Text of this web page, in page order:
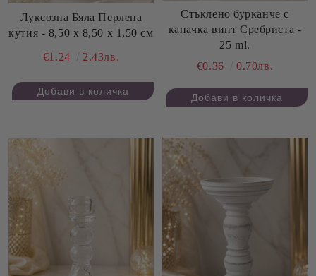
Луксозна Бяла Перлена
кутия - 8,50 х 8,50 х 1,50 см
€1.24 2.43лв.
Стъклено бурканче с
капачка винт Сребриста -
25 ml.
€0.36
0.70лв.